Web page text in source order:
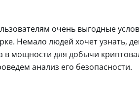
очень выгодные
Немало людей хочет узнать,
в мощности для добычи
анализ его безопасности.